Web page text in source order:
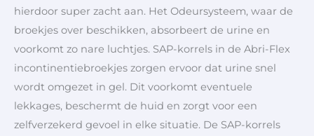
hierdoor super zacht aan. Het Odeursysteem, waar de
broekjes over beschikken, absorbeert de urine en
voorkomt zo nare luchtjes. SAP-korrels in de Abri-Flex
incontinentiebroekjes zorgen ervoor dat urine snel
wordt omgezet in gel. Dit voorkomt eventuele
lekkages, beschermt de huid en zorgt voor een
zelfverzekerd gevoel in elke situatie. De SAP-korrels